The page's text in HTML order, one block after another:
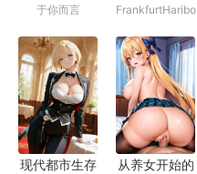
竟如此随意
于你而言 FrankfurtHaribo
现代都市生存
从养女开始的